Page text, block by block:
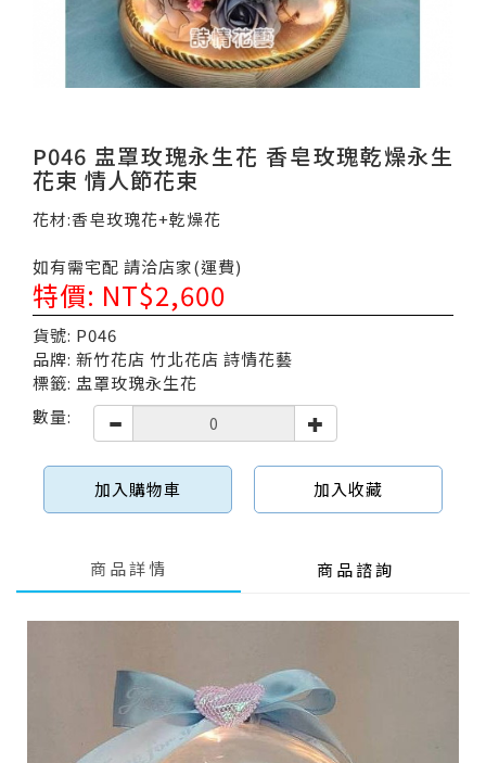
P046 盅罩玫瑰永生花 香皂玫瑰乾燥永生
花束 情人節花束
花材:香皂玫瑰花+乾燥花
如有需宅配 請洽店家(運費)
特價: NT$2,600
貨號: P046
品牌: 新竹花店 竹北花店 詩情花藝
標籤: 盅罩玫瑰永生花
數量:
加入購物車 加入收藏
商品詳情 商品諮詢